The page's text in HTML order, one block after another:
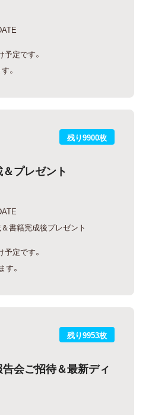
定です。
。
残り9900枚
プレゼント
書籍完成後プレゼント
定です。
す。
残り9953枚
会ご招待＆最新ディ